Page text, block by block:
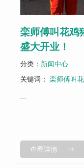
栾师傅叫花鸡
盛大开业！
分类： 新闻中心
关键词：
栾师傅叫
查看详情